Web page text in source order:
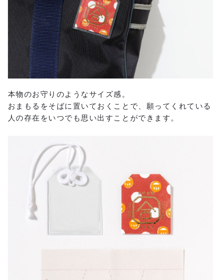
本物のお守りのようなサイズ感。
おまもるをそばに置いておくことで、願ってくれている
人の存在をいつでも思い出すことができます。